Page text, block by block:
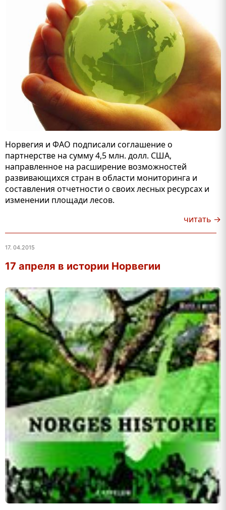
Норвегия и ФАО подписали соглашение о
партнерстве на сумму 4,5 млн. долл. США,
направленное на расширение возможностей
развивающихся стран в области мониторинга и
составления отчетности о своих лесных ресурсах и
изменении площади лесов.
читать →
17. 04.2015
17 апреля в истории Норвегии